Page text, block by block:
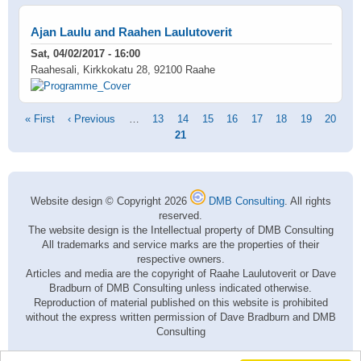
Ajan Laulu and Raahen Laulutoverit
Sat, 04/02/2017 - 16:00
Raahesali, Kirkkokatu 28, 92100 Raahe
Pagination
First
« First
Previous
‹ Previous … Page
13 Page
14 Page
15 Page
16 Page
17 Page
18 Page
19 Page
20
Current
page
21
Website design © Copyright 2026 DMB Consulting. All rights
reserved.
The website design is the Intellectual property of DMB Consulting
All trademarks and service marks are the properties of their
respective owners.
Articles and media are the copyright of Raahe Laulutoverit or Dave
Bradburn of DMB Consulting unless indicated otherwise.
Reproduction of material published on this website is prohibited
without the express written permission of Dave Bradburn and DMB
Consulting